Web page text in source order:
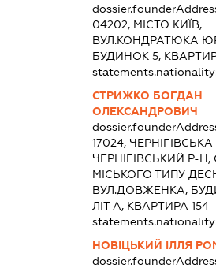
04202, МІСТО КИЇВ,
ВУЛ.КОНДРАТЮКА
БУДИНОК 5,
СТРИЖКО БОГДАН
ОЛЕКСАНДРОВИЧ
17024,
ЧЕРНІГІВСЬКИЙ Р-
МІСЬКОГО ТИПУ
ВУЛ.ДОВЖЕНКА,
ЛІТ А, КВАРТИРА 154
НОВІЦЬКИЙ ІЛЛЯ